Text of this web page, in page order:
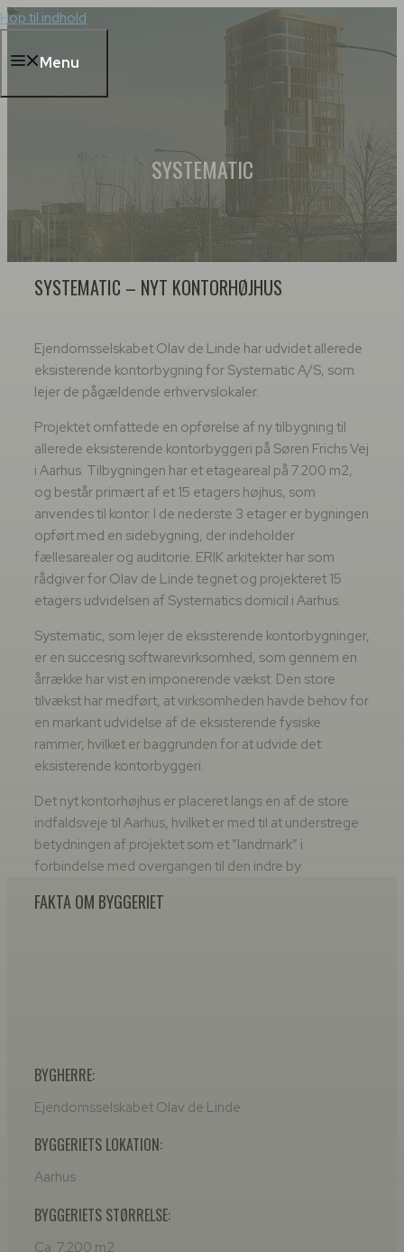
Hop til indhold
Menu
SYSTEMATIC
SYSTEMATIC – NYT KONTORHØJHUS
Ejendomsselskabet Olav de Linde har udvidet allerede
eksisterende kontorbygning for Systematic A/S, som
lejer de pågældende erhvervslokaler.
Projektet omfattede en opførelse af ny tilbygning til
allerede eksisterende kontorbyggeri på Søren Frichs Vej
i Aarhus. Tilbygningen har et etageareal på 7.200 m2,
og består primært af et 15 etagers højhus, som
anvendes til kontor. I de nederste 3 etager er bygningen
opført med en sidebygning, der indeholder
fællesarealer og auditorie. ERIK arkitekter har som
rådgiver for Olav de Linde tegnet og projekteret 15
etagers udvidelsen af Systematics domicil i Aarhus.
Systematic, som lejer de eksisterende kontorbygninger,
er en succesrig softwarevirksomhed, som gennem en
årrække har vist en imponerende vækst. Den store
tilvækst har medført, at virksomheden havde behov for
en markant udvidelse af de eksisterende fysiske
rammer, hvilket er baggrunden for at udvide det
eksisterende kontorbyggeri.
Det nyt kontorhøjhus er placeret langs en af de store
indfaldsveje til Aarhus, hvilket er med til at understrege
betydningen af projektet som et ”landmark” i
forbindelse med overgangen til den indre by.​
FAKTA OM BYGGERIET
BYGHERRE:
​Ejendomsselskabet Olav de Linde
BYGGERIETS LOKATION:
Aarhus
BYGGERIETS STØRRELSE:
​Ca. 7.200 m2